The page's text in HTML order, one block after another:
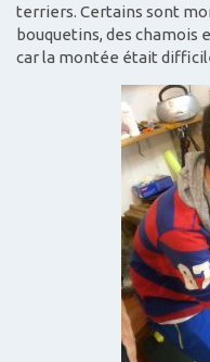
terriers. Certains sont
bouquetins, des chamois
car la montée était